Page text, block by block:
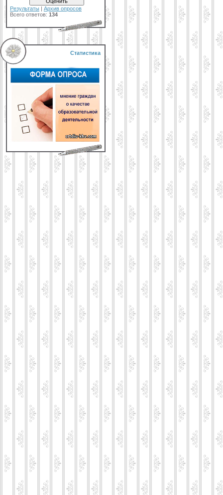
Результаты | Архив опросов
Всего ответов: 134
Статистика